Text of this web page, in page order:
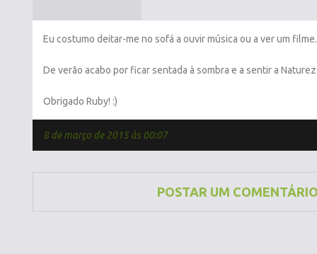
Eu costumo deitar-me no sofá a ouvir música ou a ver um filme.
De verão acabo por ficar sentada à sombra e a sentir a
Obrigado Ruby! :)
8 de março de 2015 às 00:07
POSTAR UM